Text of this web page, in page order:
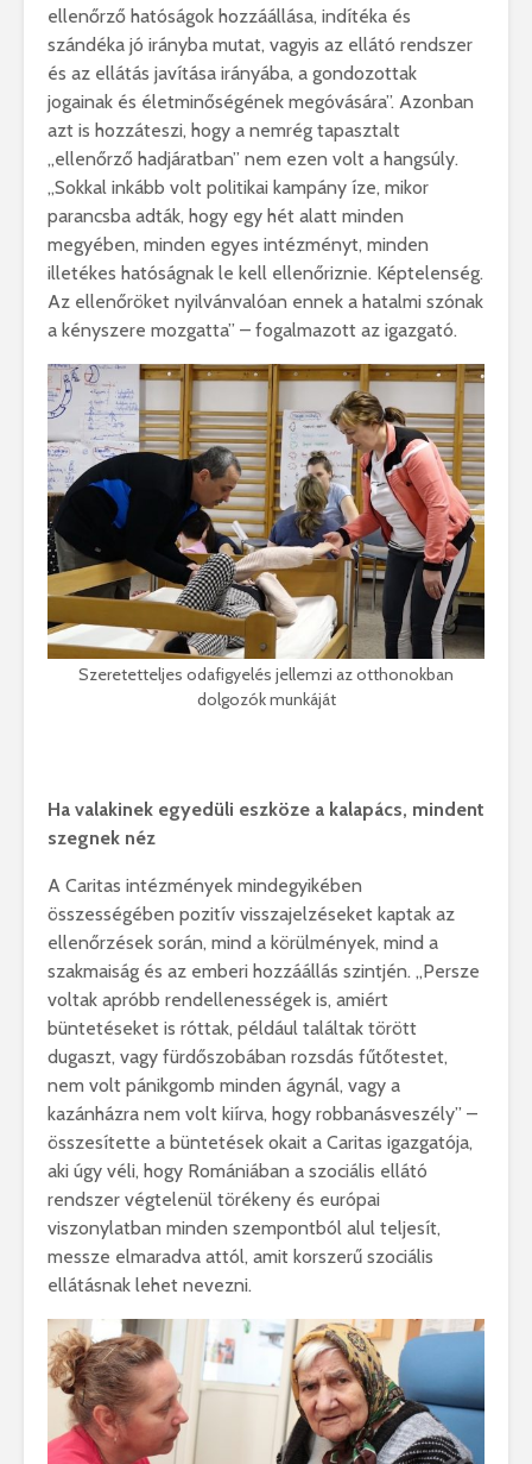
ellenőrző hatóságok hozzáállása, indítéka és
szándéka jó irányba mutat, vagyis az ellátó rendszer
és az ellátás javítása irányába, a gondozottak
jogainak és életminőségének megóvására”. Azonban
azt is hozzáteszi, hogy a nemrég tapasztalt
„ellenőrző hadjáratban” nem ezen volt a hangsúly.
„Sokkal inkább volt politikai kampány íze, mikor
parancsba adták, hogy egy hét alatt minden
megyében, minden egyes intézményt, minden
illetékes hatóságnak le kell ellenőriznie. Képtelenség.
Az ellenőröket nyilvánvalóan ennek a hatalmi szónak
a kényszere mozgatta” – fogalmazott az igazgató.
Szeretetteljes odafigyelés jellemzi az otthonokban
dolgozók munkáját
Ha valakinek egyedüli eszköze a kalapács, mindent
szegnek néz
A Caritas intézmények mindegyikében
összességében pozitív visszajelzéseket kaptak az
ellenőrzések során, mind a körülmények, mind a
szakmaiság és az emberi hozzáállás szintjén. „Persze
voltak apróbb rendellenességek is, amiért
büntetéseket is róttak, például találtak törött
dugaszt, vagy fürdőszobában rozsdás fűtőtestet,
nem volt pánikgomb minden ágynál, vagy a
kazánházra nem volt kiírva, hogy robbanásveszély” –
összesítette a büntetések okait a Caritas igazgatója,
aki úgy véli, hogy Romániában a szociális ellátó
rendszer végtelenül törékeny és európai
viszonylatban minden szempontból alul teljesít,
messze elmaradva attól, amit korszerű szociális
ellátásnak lehet nevezni.